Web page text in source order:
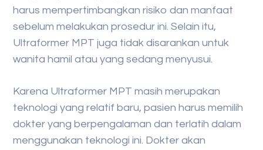
harus mempertimbangkan risiko dan manfaat
sebelum melakukan prosedur ini. Selain itu,
Ultraformer MPT juga tidak disarankan untuk
wanita hamil atau yang sedang menyusui.
Karena Ultraformer MPT masih merupakan
teknologi yang relatif baru, pasien harus memilih
dokter yang berpengalaman dan terlatih dalam
menggunakan teknologi ini. Dokter akan